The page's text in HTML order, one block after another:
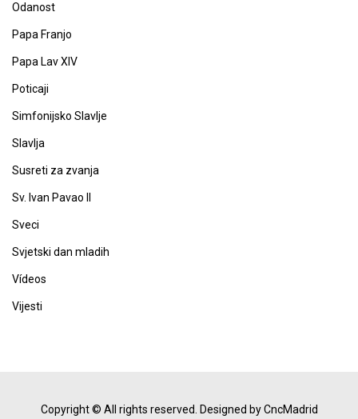
Odanost
Papa Franjo
Papa Lav XIV
Poticaji
Simfonijsko Slavlje
Slavlja
Susreti za zvanja
Sv. Ivan Pavao II
Sveci
Svjetski dan mladih
Vídeos
Vijesti
Copyright © All rights reserved. Designed by CncMadrid